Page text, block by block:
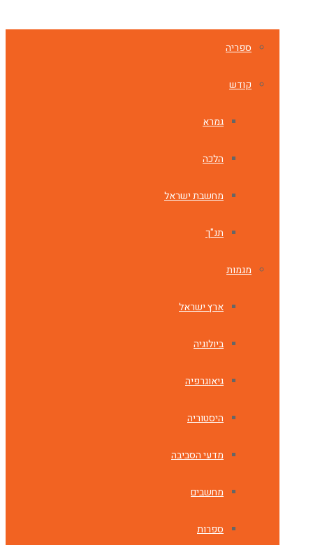
ספריה
קודש
גמרא
הלכה
מחשבת ישראל
תנ"ך
מגמות
ארץ ישראל
ביולוגיה
גיאוגרפיה
היסטוריה
מדעי הסביבה
מחשבים
ספרות